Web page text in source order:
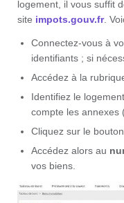
logement, il vous suffit
site impots.gouv.fr.
Connectez-vous à
identifiants ; si
Accédez à la
Identifiez le
compte les annexes
Cliquez sur le
Accédez alors au
vos biens.